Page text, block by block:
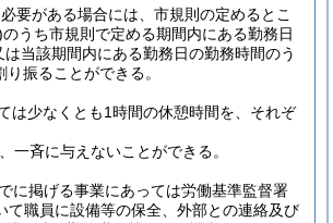
要がある場合には、市規則の定めるとこ
のうち市規則で定める期間内にある勤務日
当該期間内にある勤務日の勤務時間のう
振ることができる。
は少なくとも1時間の休憩時間を、それぞ
斉に与えないことができる。
に掲げる事業にあっては労働基準監督署
て職員に設備等の保全、外部との連絡及び